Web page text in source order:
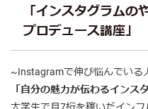
「インスタグラムの
プロデュース講座」
~Instagramで伸び悩んでいる
「自分の魅力が伝わるインス